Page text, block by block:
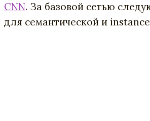
CNN. За базовой сетью
для семантической и